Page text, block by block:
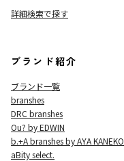
詳細検索で探す
ブランド紹介
ブランド一覧
branshes
DRC branshes
Ou? by EDWIN
b.+A branshes by AYA KANEKO
aBity select.